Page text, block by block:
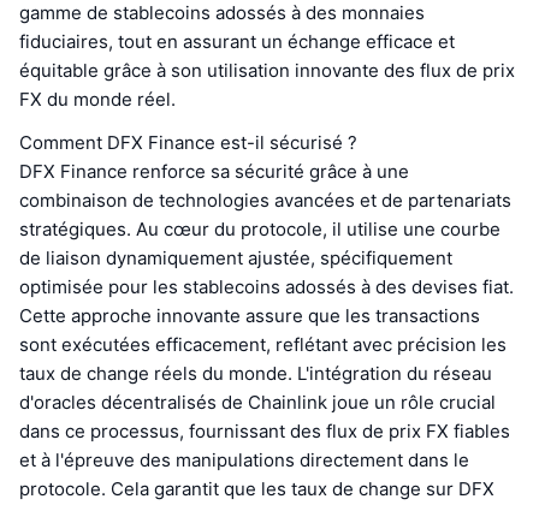
gamme de stablecoins adossés à des monnaies
fiduciaires, tout en assurant un échange efficace et
équitable grâce à son utilisation innovante des flux de prix
FX du monde réel.
Comment DFX Finance est-il sécurisé ?
DFX Finance renforce sa sécurité grâce à une
combinaison de technologies avancées et de partenariats
stratégiques. Au cœur du protocole, il utilise une courbe
de liaison dynamiquement ajustée, spécifiquement
optimisée pour les stablecoins adossés à des devises fiat.
Cette approche innovante assure que les transactions
sont exécutées efficacement, reflétant avec précision les
taux de change réels du monde. L'intégration du réseau
d'oracles décentralisés de Chainlink joue un rôle crucial
dans ce processus, fournissant des flux de prix FX fiables
et à l'épreuve des manipulations directement dans le
protocole. Cela garantit que les taux de change sur DFX